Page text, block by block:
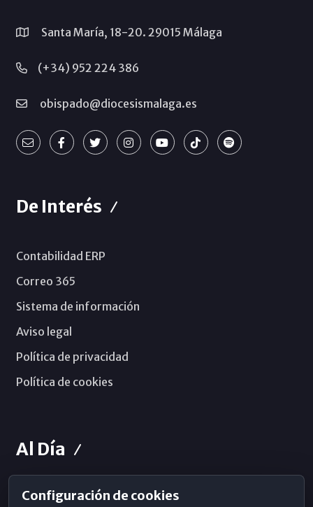
Santa María, 18-20. 29015 Málaga
(+34) 952 224 386
obispado@diocesismalaga.es
De Interés
Contabilidad ERP
Correo 365
Sistema de información
Aviso legal
Política de privacidad
Política de cookies
Al Día
Horarios de Misa
Configuración de cookies